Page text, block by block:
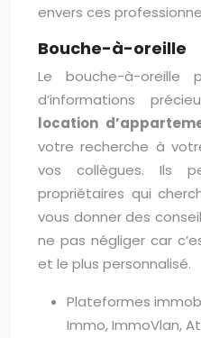
envers ces
Bouche-à-oreille
Le bouche-à-oreille
d’informations
location
votre recherche à
vos collègues. Ils
propriétaires qui
vous donner des
ne pas négliger car
et le plus personnalisé.
Plateformes
Immo, ImmoVlan,